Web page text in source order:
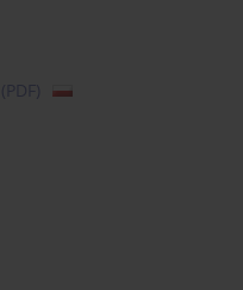
(PDF)